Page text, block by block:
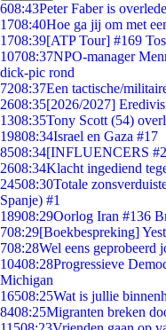
608:43Peter Faber is
1708:40Hoe ga jij om met
1708:39[ATP Tour] #169
10708:37NPO-manager
dick-pic rond
7208:37Een tactische/
2608:35[2026/2027]
1308:35Tony Scott (54)
19808:34Israel en Gaza #17
8508:34[INFLUENCERS
2608:34Klacht ingediend
24508:30Totale
Spanje) #1
18908:29Oorlog Iran #136
708:29[Boekbespreking]
708:28Wel eens geprobeerd
10408:28Progressieve
Michigan
16508:25Wat is jullie
8408:25Migranten breken